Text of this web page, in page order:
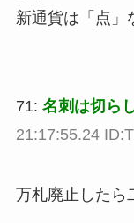
新通貨は「点」
71: 名刺は切ら
21:17:55.24
万札廃止したら